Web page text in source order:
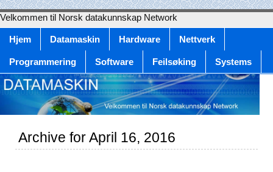
Velkommen til Norsk datakunnskap Network
Hjem Datamaskin Hardware Nettverk
Programmering Software Feilsøking Systems
Archive for April 16, 2016